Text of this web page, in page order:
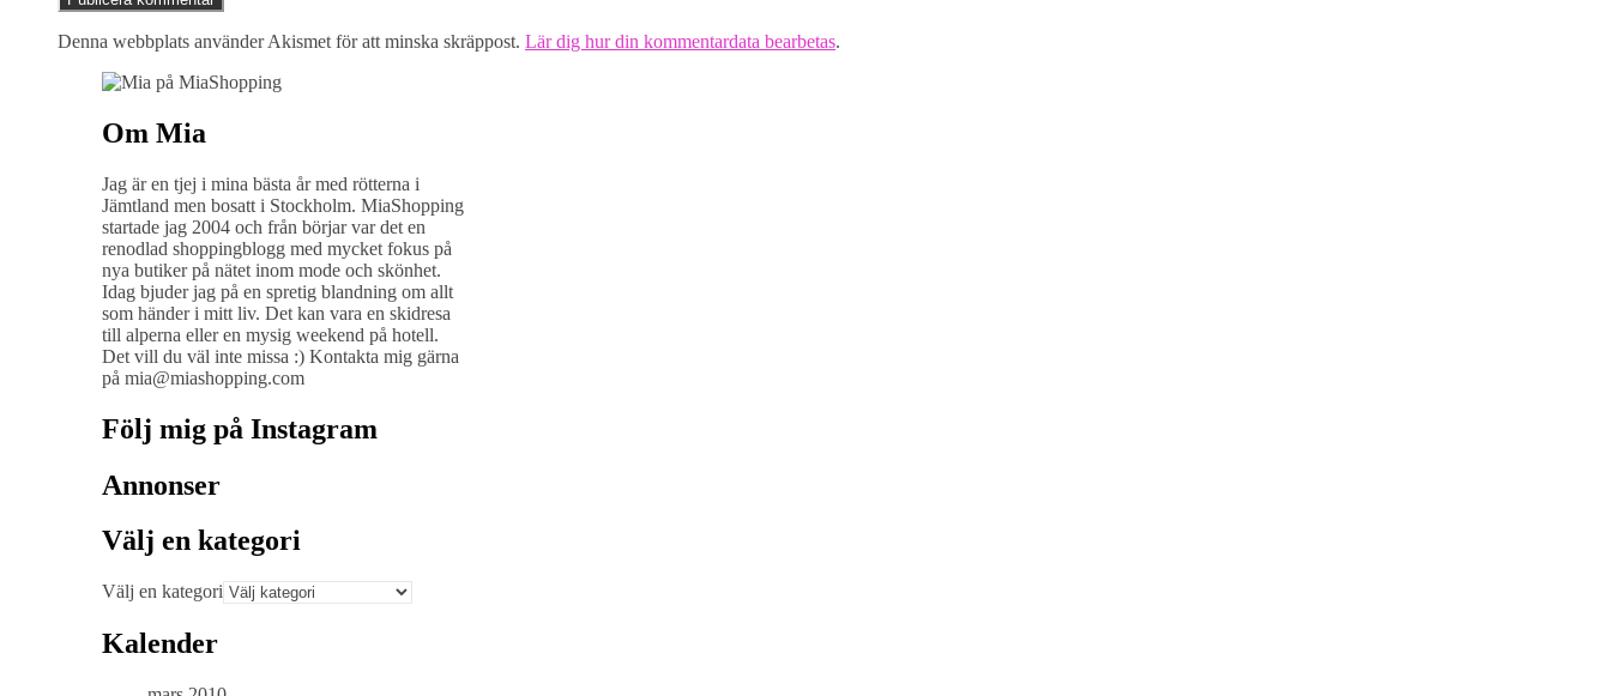
Denna webbplats använder Akismet för att minska skräppost. Lär dig hur din kommentardata bearbetas.
Om Mia
Jag är en tjej i mina bästa år med rötterna i
Jämtland men bosatt i Stockholm. MiaShopping
startade jag 2004 och från börjar var det en
renodlad shoppingblogg med mycket fokus på
nya butiker på nätet inom mode och skönhet.
Idag bjuder jag på en spretig blandning om allt
som händer i mitt liv. Det kan vara en skidresa
till alperna eller en mysig weekend på hotell.
Det vill du väl inte missa :) Kontakta mig gärna
på mia@miashopping.com
Följ mig på Instagram
Annonser
Välj en kategori
Välj en kategori
Kalender